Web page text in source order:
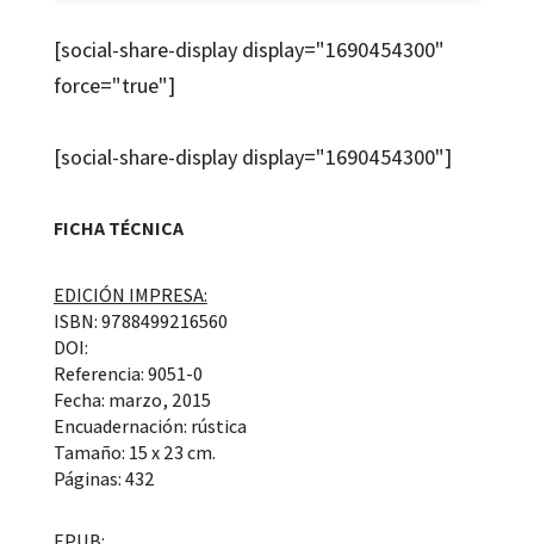
[social-share-display display="1690454300"
force="true"]
[social-share-display display="1690454300"]
FICHA TÉCNICA
EDICIÓN IMPRESA:
ISBN: 9788499216560
DOI:
Referencia: 9051-0
Fecha: marzo, 2015
Encuadernación: rústica
Tamaño: 15 x 23 cm.
Páginas: 432